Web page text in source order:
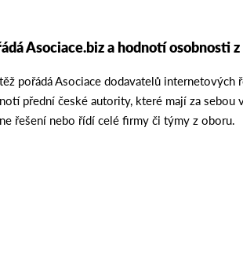
Asociace.biz a hodnotí osobnosti
pořádá Asociace dodavatelů internetových
přední české autority, které mají za sebou
řešení nebo řídí celé firmy či týmy z oboru.